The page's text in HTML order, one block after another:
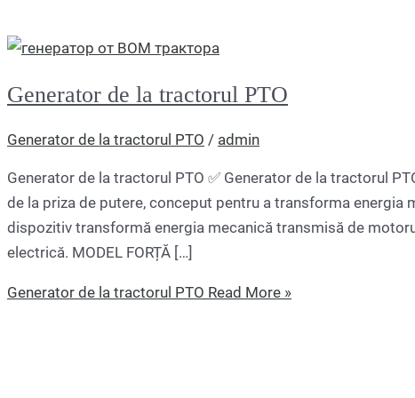
Generator de la tractorul PTO
Generator de la tractorul PTO / admin
Generator de la tractorul PTO ✅ Generator de la tractorul
de la priza de putere, conceput pentru a transforma energia
dispozitiv transformă energia mecanică transmisă de
electrică. MODEL FORȚĂ […]
Generator de la tractorul PTO Read More »